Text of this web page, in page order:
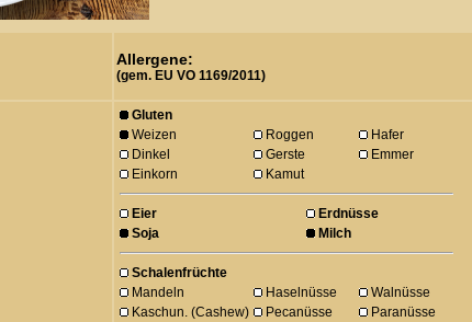
Allergene:
(gem. EU VO 1169/2011)
Gluten
Weizen
Roggen
Hafer
Dinkel
Gerste
Emmer
Einkorn
Kamut
Eier
Erdnüsse
Soja
Milch
Schalenfrüchte
Mandeln
Haselnüsse
Walnüsse
Kaschun. (Cashew)
Pecanüsse
Paranüsse